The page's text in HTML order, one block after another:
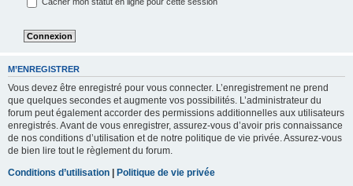
M’ENREGISTRER
Vous devez être enregistré pour vous connecter. L’enregistrement ne prend
que quelques secondes et augmente vos possibilités. L’administrateur du
forum peut également accorder des permissions additionnelles aux utilisateurs
enregistrés. Avant de vous enregistrer, assurez-vous d’avoir pris connaissance
de nos conditions d’utilisation et de notre politique de vie privée. Assurez-vous
de bien lire tout le règlement du forum.
Conditions d’utilisation | Politique de vie privée